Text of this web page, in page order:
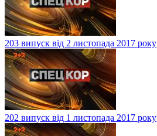
203 випуск від 2 листопада 2017 року
202 випуск від 1 листопада 2017 року